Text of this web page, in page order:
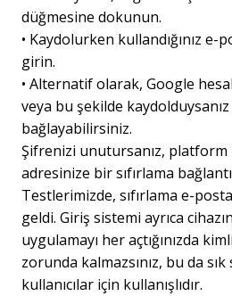
düğmesine dokunun.
• Kaydolurken kullandığınız
girin.
• Alternatif olarak, Google
veya bu şekilde
bağlayabilirsiniz.
Şifrenizi unutursanız, platform
adresinize bir sıfırlama
Testlerimizde, sıfırlama e-
geldi. Giriş sistemi ayrıca
uygulamayı her açtığınızda
zorunda kalmazsınız, bu da
kullanıcılar için kullanışlıdır.